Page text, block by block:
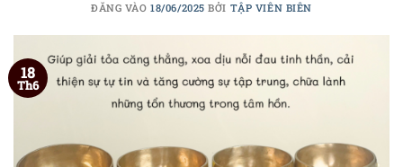
ĐĂNG VÀO18/06/2025 BỞI TẬP VIÊN BIÊN
18
Th6